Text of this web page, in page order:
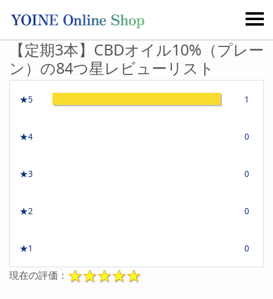
【定期3本】CBDオイル10%（プレー
ン）の84つ星レビューリスト
★5 1
★4 0
★3 0
★2 0
★1 0
現在の評価：